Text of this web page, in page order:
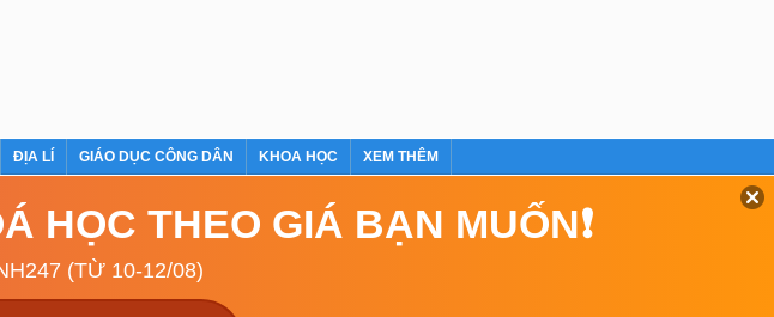
ĐỊA LÍ GIÁO DỤC CÔNG DÂN KHOA HỌC XEM THÊM
HỌC THEO GIÁ BẠN MUỐN❗
(TỪ 10-12/08)